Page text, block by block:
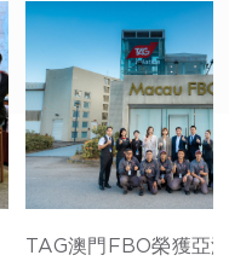
TAG澳門FBO榮獲亞